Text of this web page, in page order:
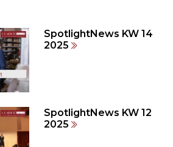
SpotlightNews KW 14
2025
SpotlightNews KW 12
2025